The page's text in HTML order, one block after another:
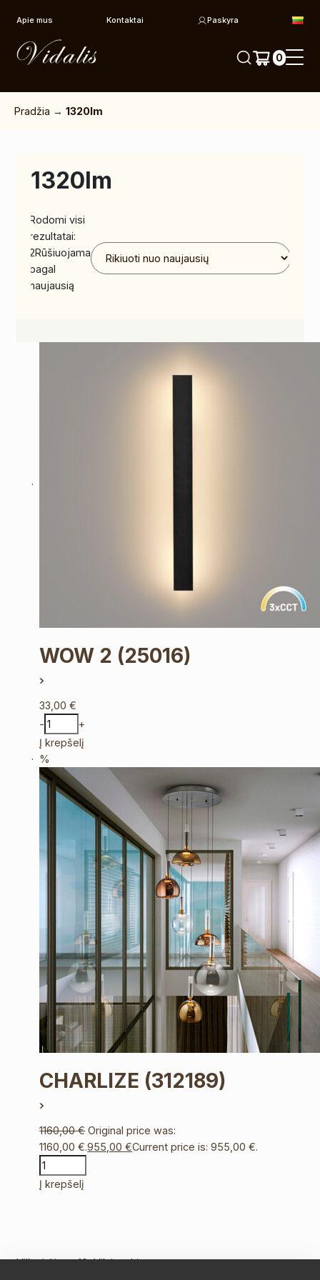
Apie mus Kontaktai Paskyra
0
Pradžia →1320lm
1320lm
Rodomi visi
rezultatai:
2Rūšiuojama
pagal
naujausią
WOW 2 (25016)
33,00€
-
+
Į krepšelį
%
CHARLIZE (312189)
1160,00€ Original price was:
1160,00 €.955,00€Current price is: 955,00 €.
Į krepšelį
Vilkpėdės g. 10, Vilnius Lietuva